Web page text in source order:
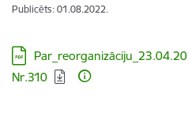
Publicēts: 01.08.2022.
Lejupielādēt:
Nr.310